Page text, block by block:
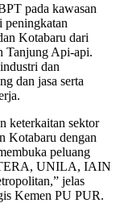
pada kawasan
Kotabaru dari
Tanjung Api-api.
dan
dan jasa serta
keterkaitan sektor
dengan
peluang
UNILA, IAIN
jelas
Kemen PU PUR.